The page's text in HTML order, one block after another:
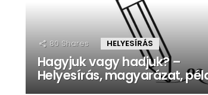
80 Shares HELYESÍRÁS
Hagyjuk vagy hadjuk? –
Helyesírás, magyarázat,